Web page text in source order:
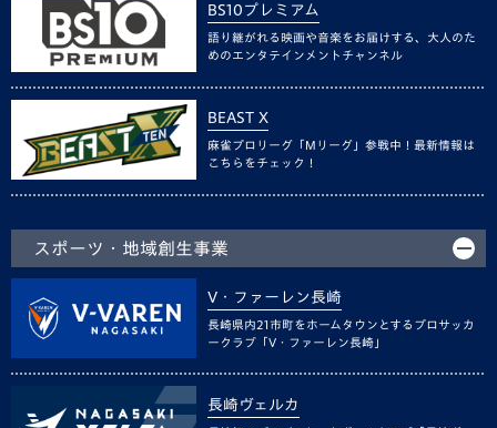
BS10プレミアム
語り継がれる映画や音楽をお届けする、大人のた
めのエンタテインメントチャンネル
BEAST X
麻雀プロリーグ「Mリーグ」参戦中！最新情報は
こちらをチェック！
スポーツ・地域創生事業
V・ファーレン長崎
長崎県内21市町をホームタウンとするプロサッカ
ークラブ「V・ファーレン長崎」
長崎ヴェルカ